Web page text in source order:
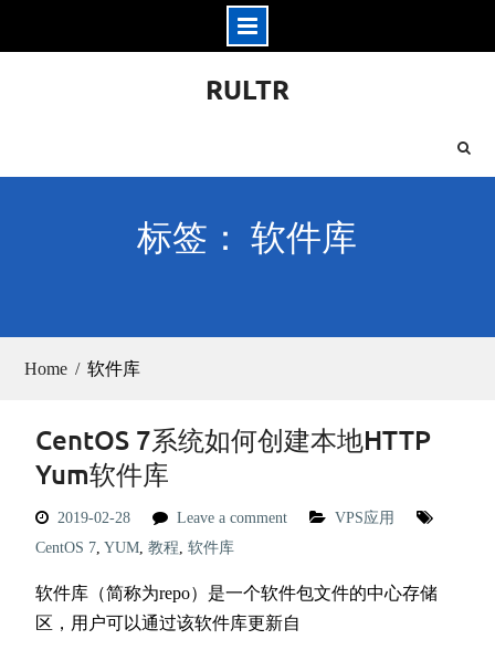
RULTR
标签： 软件库
Home 软件库
CentOS 7系统如何创建本地HTTP
Yum软件库
2019-02-28 Leave a comment
VPS应用
CentOS 7, YUM, 教程, 软件库
软件库（简称为repo）是一个软件包文件的中心存储
区，用户可以通过该软件库更新自